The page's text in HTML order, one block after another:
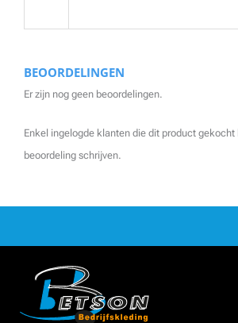
BEOORDELINGEN
Er zijn nog geen beoordelingen.
Enkel ingelogde klanten die dit product
beoordeling schrijven.